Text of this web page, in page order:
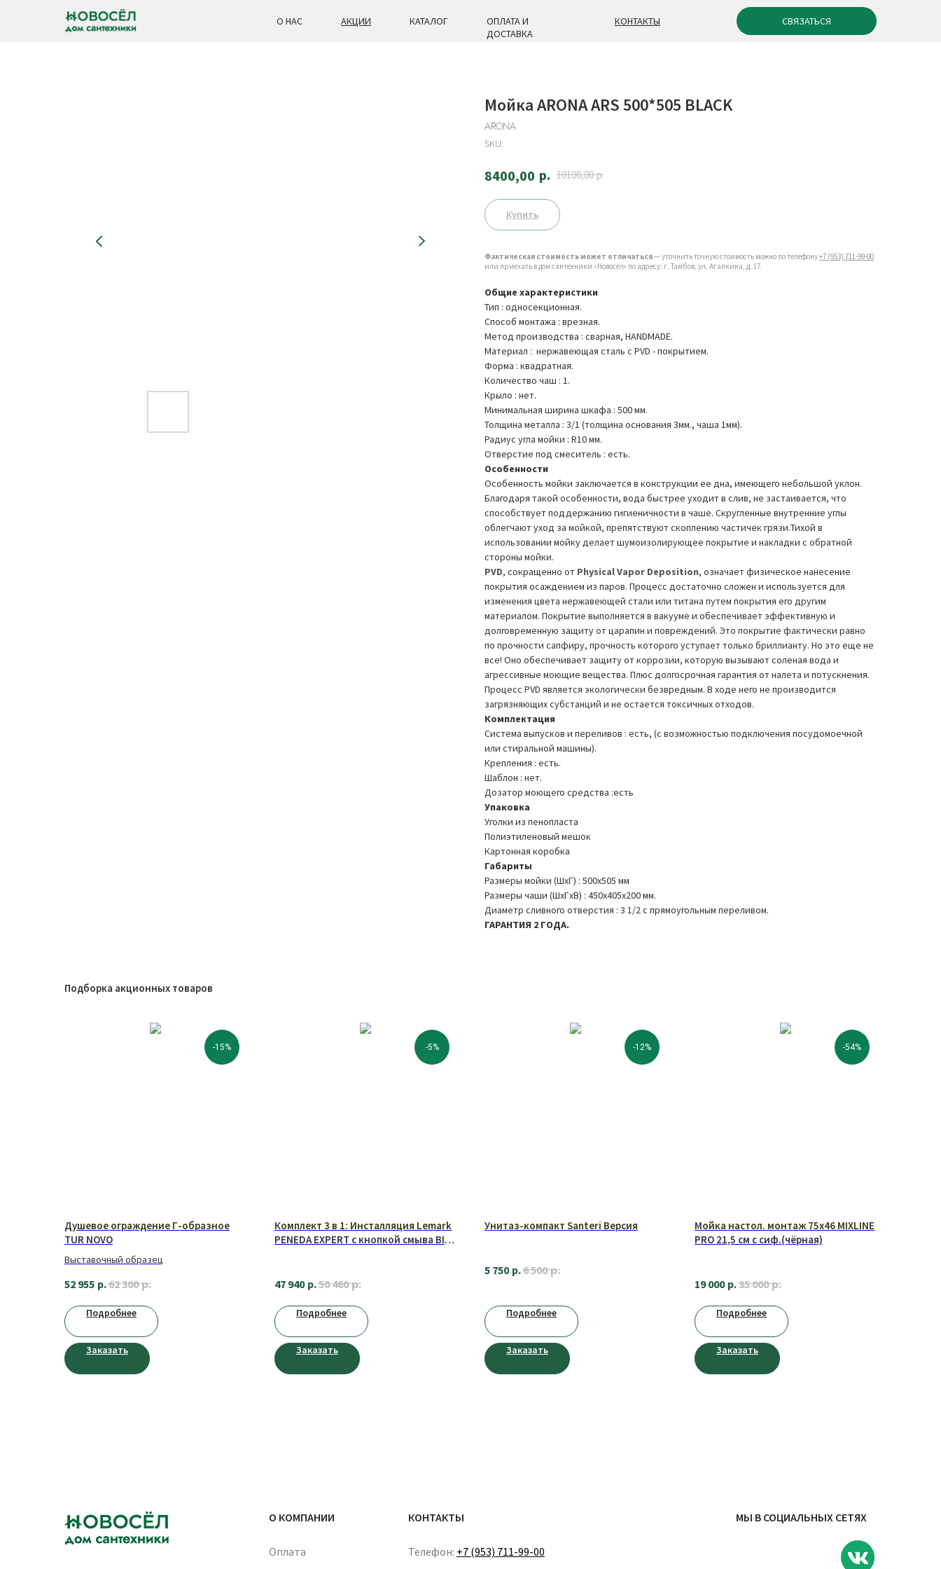
О НАС АКЦИИ КАТАЛОГ
ОПЛАТА И
ДОСТАВКА
КОНТАКТЫ СВЯЗАТЬСЯ
Мойка ARONA ARS 500*505 BLACK
ARONA
SKU:
8400,00 р. 10100,00 р.
Купить
Фактическая стоимость может отличаться— уточнить точную стоимость можно по телефону+7 (953) 711-99-00
или приехать в дом сантехники «Новосёл» по адресу: г. Тамбов, ул. Агапкина, д. 17.
Общие характеристики
Тип : односекционная.
Способ монтажа : врезная.
Метод производства : сварная, HANDMADE.
Материал : нержавеющая сталь с PVD - покрытием.
Форма : квадратная.
Количество чаш : 1.
Крыло : нет.
Минимальная ширина шкафа : 500 мм.
Толщина металла : 3/1 (толщина основания 3мм., чаша 1мм).
Радиус угла мойки : R10 мм.
Отверстие под смеситель : есть.
Особенности
Особенность мойки заключается в конструкции ее дна, имеющего небольшой уклон.
Благодаря такой особенности, вода быстрее уходит в слив, не застаивается, что
способствует поддержанию гигиеничности в чаше. Скругленные внутренние углы
облегчают уход за мойкой, препятствуют скоплению частичек грязи.Тихой в
использовании мойку делает шумоизолирующее покрытие и накладки с обратной
стороны мойки.
PVD, сокращенно от Physical Vapor Deposition, означает физическое нанесение
покрытия осаждением из паров. Процесс достаточно сложен и используется для
изменения цвета нержавеющей стали или титана путем покрытия его другим
материалом. Покрытие выполняется в вакууме и обеспечивает эффективную и
долговременную защиту от царапин и повреждений. Это покрытие фактически равно
по прочности сапфиру, прочность которого уступает только бриллианту. Но это еще не
все! Оно обеспечивает защиту от коррозии, которую вызывают соленая вода и
агрессивные моющие вещества. Плюс долгосрочная гарантия от налета и потускнения.
Процесс PVD является экологически безвредным. В ходе него не производится
загрязняющих субстанций и не остается токсичных отходов.
Комплектация
Система выпусков и переливов : есть, (с возможностью подключения посудомоечной
или стиральной машины).
Крепления : есть.
Шаблон : нет.
Дозатор моющего средства :есть
Упаковка
Уголки из пенопласта
Полиэтиленовый мешок
Картонная коробка
Габариты
Размеры мойки (ШхГ) : 500х505 мм
Размеры чаши (ШхГхВ) : 450х405х200 мм.
Диаметр сливного отверстия : 3 1/2 с прямоугольным переливом.
ГАРАНТИЯ 2 ГОДА.
Подборка акционных товаров
-15%
Душевое ограждение Г-образное
TUR NOVO
Выставочный образец
52 955 р.62 300 р.
Подробнее
Заказать
-5%
Комплект 3 в 1: Инсталляция Lemark
PENEDA EXPERT с кнопкой смыва BIT
47 940 р.50 460 р.
Подробнее
Заказать
-12%
Унитаз-компакт Santeri Версия
5 750 р.6 500 р.
Подробнее
Заказать
-54%
Мойка настол. монтаж 75х46 MIXLINE
PRO 21,5 см с сиф.(чёрная)
19 000 р.35 000 р.
Подробнее
Заказать
МЫ В СОЦИАЛЬНЫХ СЕТЯХ
О КОМПАНИИ
Оплата
Телефон: +7 (953) 711-99-00
КОНТАКТЫ